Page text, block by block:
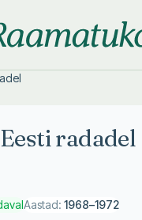
radadel
Aastad: 1968–1972